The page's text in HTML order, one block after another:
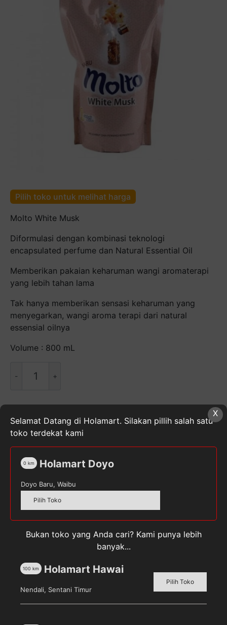
Pilih toko untuk melihat harga
Molto White Musk
Diformulasi dengan kombinasi teknologi
encapsulated perfume dan Natural Essential Oil
Memberikan pakaian keharuman wangi aromaterapi
yang lebih tahan lama
Tak hanya memberikan sensasi keharuman yang
menyegarkan, wangi aroma terapi dari natural
essensial oilnya
Volume : 800 mL
MOLTO
Musk
Pouch
[800
SKU:8999999525835 Kategori:Peralatan &
Perawatan Kain,Pewangi Pakaian
Deskripsi
Ulasan (0)
MOLTO White Musk
Pouch [800 mL]
Harum Tahan Lama dan
X
Selamat Datang di Holamart. Silakan pillih salah satu
toko terdekat kami
Holamart Doyo
0 km
Doyo Baru, Waibu
Pilih Toko
Bukan toko yang Anda cari? Kami punya lebih
banyak...
Holamart Hawai
100 km
Nendali, Sentani Timur
Pilih Toko